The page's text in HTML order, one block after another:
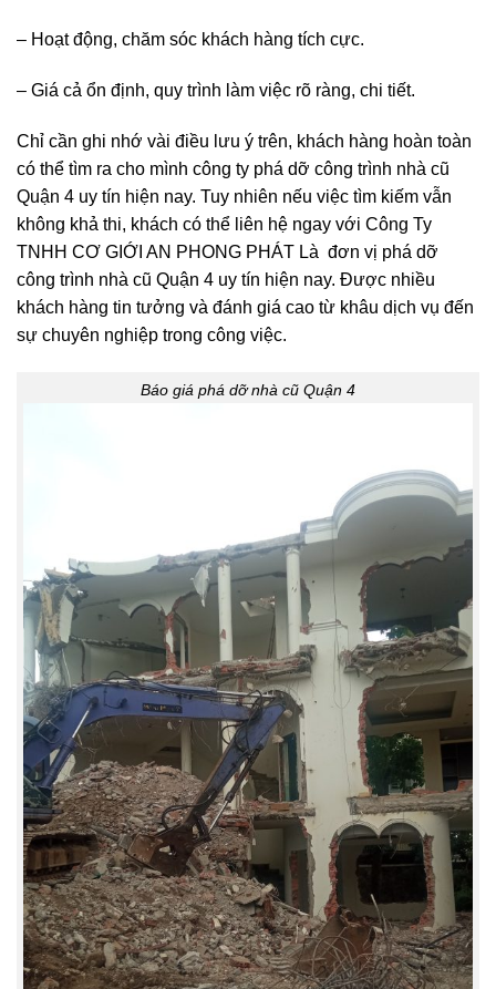
– Hoạt động, chăm sóc khách hàng tích cực.
– Giá cả ổn định, quy trình làm việc rõ ràng, chi tiết.
Chỉ cần ghi nhớ vài điều lưu ý trên, khách hàng hoàn toàn
có thể tìm ra cho mình công ty phá dỡ công trình nhà cũ
Quận 4 uy tín hiện nay. Tuy nhiên nếu việc tìm kiếm vẫn
không khả thi, khách có thể liên hệ ngay với Công Ty
TNHH CƠ GIỚI AN PHONG PHÁT Là đơn vị phá dỡ
công trình nhà cũ Quận 4 uy tín hiện nay. Được nhiều
khách hàng tin tưởng và đánh giá cao từ khâu dịch vụ đến
sự chuyên nghiệp trong công việc.
Báo giá phá dỡ nhà cũ Quận 4